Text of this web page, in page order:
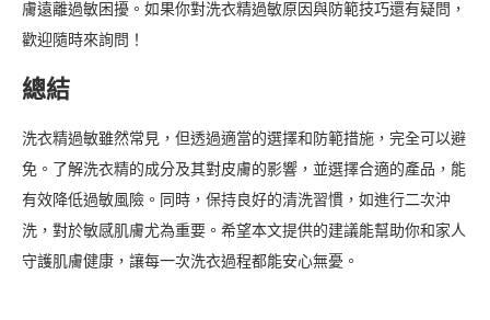
膚遠離過敏困擾。如果你對洗衣精過敏原因與防範技巧還有疑問，
歡迎隨時來詢問！
總結
洗衣精過敏雖然常見，但透過適當的選擇和防範措施，完全可以避
免。了解洗衣精的成分及其對皮膚的影響，並選擇合適的產品，能
有效降低過敏風險。同時，保持良好的清洗習慣，如進行二次沖
洗，對於敏感肌膚尤為重要。希望本文提供的建議能幫助你和家人
守護肌膚健康，讓每一次洗衣過程都能安心無憂。